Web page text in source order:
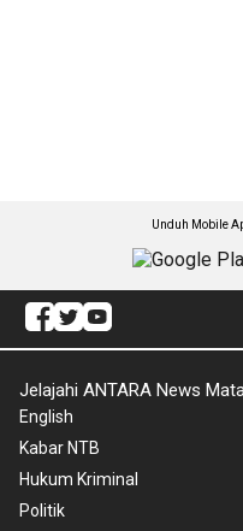
Unduh Mobile
Jelajahi ANTARA News
English
Kabar NTB
Hukum Kriminal
Politik